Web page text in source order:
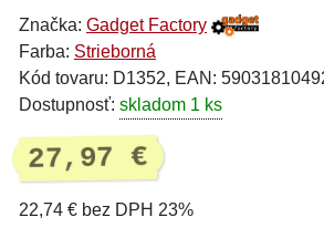
Značka: Gadget Factory
Farba: Strieborná
Kód tovaru: D1352, EAN:
Dostupnosť: skladom 1 ks
27,97 €
22,74 € bez DPH 23%